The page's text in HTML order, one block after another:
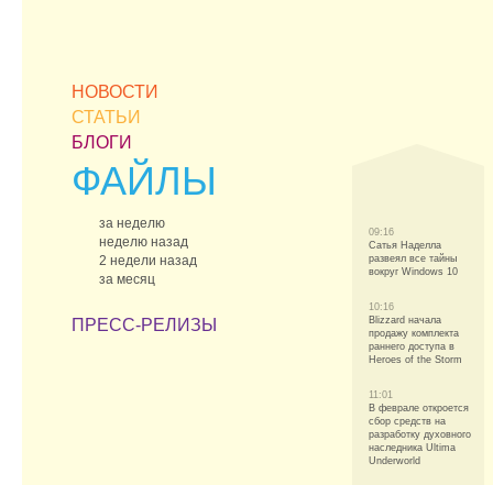
НОВОСТИ
СТАТЬИ
БЛОГИ
ФАЙЛЫ
за неделю
неделю назад
2 недели назад
за месяц
ПРЕСС-РЕЛИЗЫ
09:16
Сатья Наделла
развеял все тайны
вокруг Windows 10
10:16
Blizzard начала
продажу комплекта
раннего доступа в
Heroes of the Storm
11:01
В феврале откроется
сбор средств на
разработку духовного
наследника Ultima
Underworld